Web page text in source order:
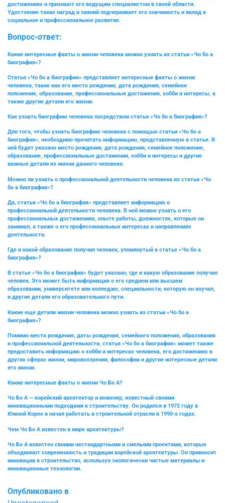
достижениях и признают его ведущим специалистом в своей области.
Удостоение таких наград и званий подчеркивает его значимость и вклад в
социальное и профессиональное развитие.
Вопрос-ответ:
Какие интересные факты о жизни человека можно узнать из статьи «Чо бо а
биография»?
Статья «Чо бо а биография» представляет интересные факты о жизни
человека, такие как его место рождения, дата рождения, семейное
положение, образование, профессиональные достижения, хобби и интересы, а
также другие детали его жизни.
Как узнать биографию человека посредством статьи «Чо бо а биография»?
Для того, чтобы узнать биографию человека с помощью статьи «Чо бо а
биография», необходимо прочитать информацию, представленную в статье. В
ней будет указано место рождения, дата рождения, семейное положение,
образование, профессиональные достижения, хобби и интересы и другие
важные детали из жизни данного человека.
Можно ли узнать о профессиональной деятельности человека из статьи «Чо
бо а биография»?
Да, статья «Чо бо а биография» представляет информацию о
профессиональной деятельности человека. В ней можно узнать о его
профессиональных достижениях, опыте работы, должностях, которые он
занимал, а также о его профессиональных интересах и направлениях
деятельности.
Где и какой образование получил человек, упомянутый в статье «Чо бо а
биография»?
В статье «Чо бо а биография» будет указано, где и какую образование получил
человек. Это может быть информация о его среднем или высшем
образовании, университете или колледже, специальности, которую он изучал,
и другие детали его образовательного пути.
Какие еще детали жизни человека можно узнать из статьи «Чо бо а
биография»?
Помимо места рождения, даты рождения, семейного положения, образования
и профессиональной деятельности, статья «Чо бо а биография» может также
предоставить информацию о хобби и интересах человека, его достижениях в
других сферах жизни, мировоззрении, философии и другие интересные детали
его жизни.
Какие интересные факты о жизни Чо Бо А?
Чо Бо А — корейский архитектор и инженер, известный своими
инновационными подходами к строительству. Он родился в 1972 году в
Южной Корее и начал работать в строительной отрасли в 1990-х годах.
Чем Чо Бо А известен в мире архитектуры?
Чо Бо А известен своими нестандартными и смелыми проектами, которые
объединяют современность и традиции корейской архитектуры. Он привносит
инновации в строительство, используя экологически чистые материалы и
инновационные технологии.
Опубликовано в